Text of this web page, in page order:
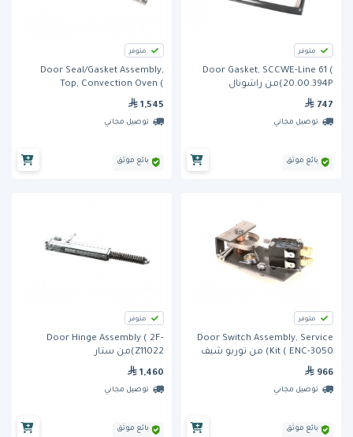
متوفر
Door Gasket, SCCWE-Line 61 (
20.00.394P)من راشونال
747
توصيل مجاني
بائع موثق
متوفر
Door Seal/Gasket Assembly,
Top, Convection Oven (
1197502)من ساوثبيند
1,545
توصيل مجاني
بائع موثق
متوفر
Door Switch Assembly, Service
Kit ( ENC-3050) من توربو شيف
966
توصيل مجاني
بائع موثق
متوفر
Door Hinge Assembly ( 2F-
Z11022)من ستار
1,460
توصيل مجاني
بائع موثق